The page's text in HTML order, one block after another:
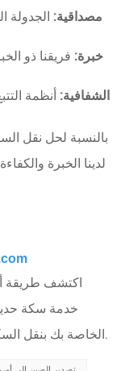
مصداقية: الجدولة
خبرة: فريقنا ذو
الشفافية: أنظمة
بالنسبة لحل نقل
اكتشف طريقة
خدمة سكة
الخاصة بك بنقل السكك الحديدية الموثوق به في الوقت المناسب.